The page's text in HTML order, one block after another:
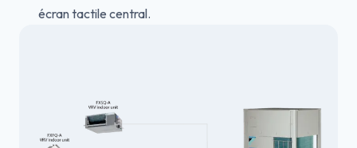
écran tactile central.